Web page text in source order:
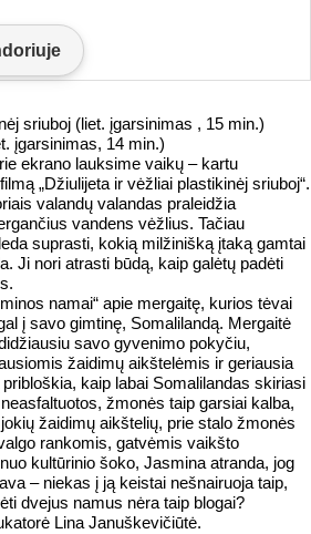
sriuboj (liet. įgarsinimas , 15 min.)
įgarsinimas, 14 min.)
ekrano lauksime vaikų – kartu
„Džiulijeta ir vėžliai plastikinėj sriuboj“.
valandų valandas praleidžia
vandens vėžlius. Tačiau
suprasti, kokią milžinišką įtaką gamtai
Ji nori atrasti būdą, kaip galėtų padėti
namai“ apie mergaitę, kurios tėvai
į savo gimtinę, Somalilandą. Mergaitė
savo gyvenimo pokyčiu,
žaidimų aikštelėmis ir geriausia
kaip labai Somalilandas skiriasi
žmonės taip garsiai kalba,
žaidimų aikštelių, prie stalo žmonės
rankomis, gatvėmis vaikšto
kultūrinio šoko, Jasmina atranda, jog
– niekas į ją keistai nešnairuoja taip,
dvejus namus nėra taip blogai?
Lina Januškevičiūtė.